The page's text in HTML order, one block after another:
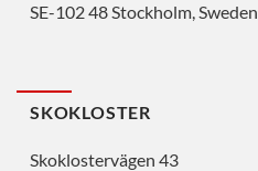
SE-102 48 Stockholm, Sweden
SKOKLOSTER
Skoklostervägen 43